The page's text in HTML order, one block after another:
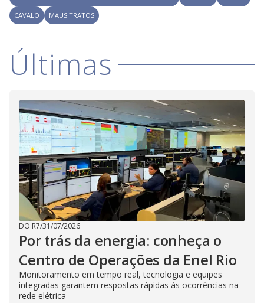
d
e
o
CAVALO
MAUS TRATOS
Últimas
DO R7/31/07/2026
Por trás da energia: conheça o
Centro de Operações da Enel Rio
Monitoramento em tempo real, tecnologia e equipes
integradas garantem respostas rápidas às ocorrências na
rede elétrica